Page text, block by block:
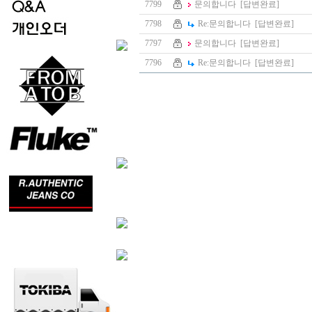
7799 문의합니다 [답변완료]
7798
Re:문의합니다 [답변완료]
7797
문의합니다 [답변완료]
7796
Re:문의합니다 [답변완료]